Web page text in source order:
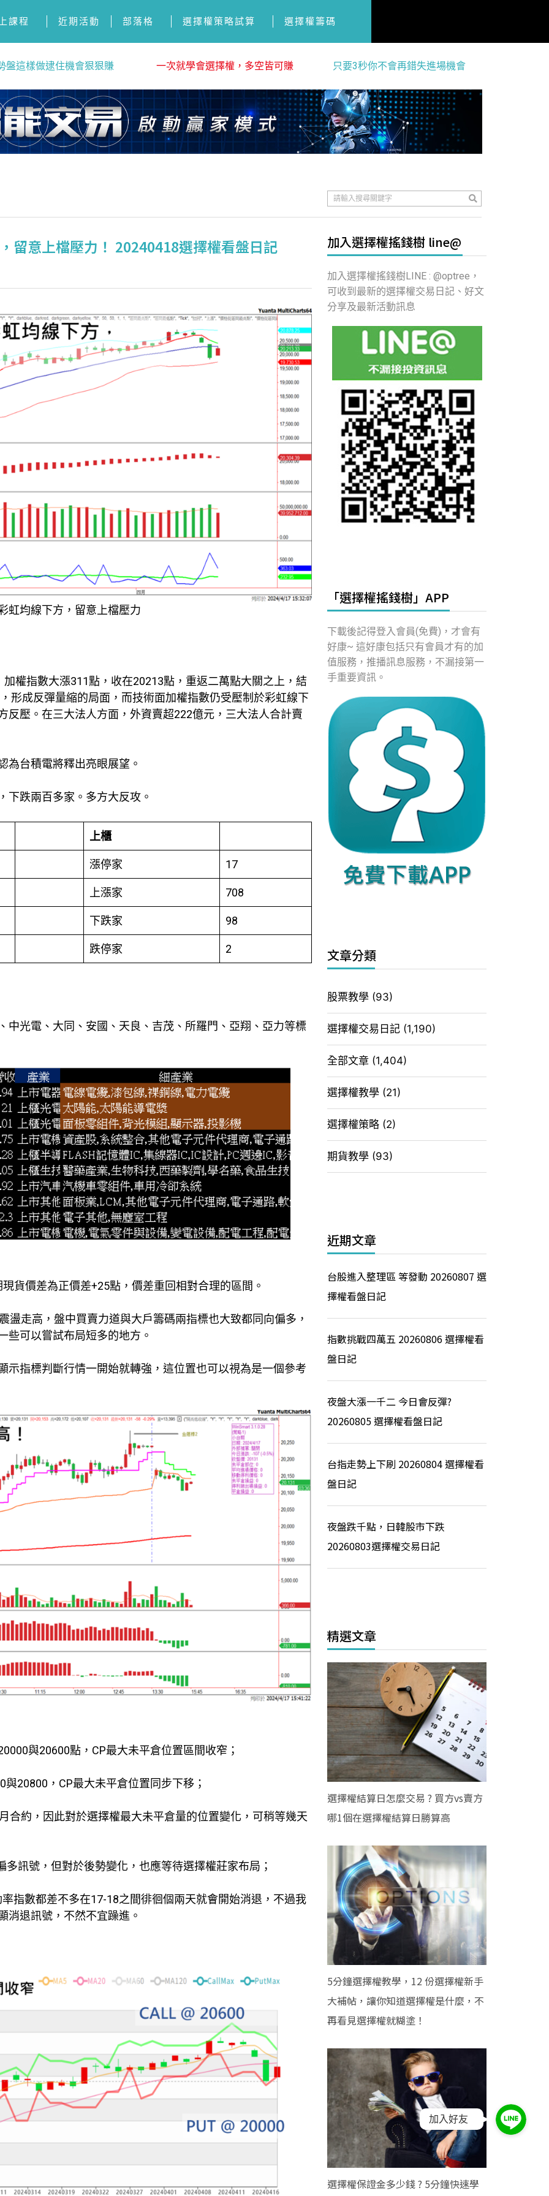
課程 近期活動 部落格 選擇權策略試算 選擇權籌碼
盤這樣做逮住機會狠狠賺 一次就學會選擇權，多空皆可賺 只要3秒你不會再錯失進場機會
留意上檔壓力！ 20240418選擇權看盤日記
虹均線下方，留意上檔壓力
權指數大漲311點，收在20213點，重返二萬點大關之上，結
形成反彈量縮的局面，而技術面加權指數仍受壓制於彩虹線下
反壓。在三大法人方面，外資賣超222億元，三大法人合計賣
為台積電將釋出亮眼展望。
下跌兩百多家。多方大反攻。
上櫃
漲停家 17
上漲家 708
下跌家 98
跌停家 2
中光電、大同、安國、天良、吉茂、所羅門、亞翔、亞力等標
貨價差為正價差+25點，價差重回相對合理的區間。
盪走高，盤中買賣力道與大戶籌碼兩指標也大致都同向偏多，
些可以嘗試布局短多的地方。
示指標判斷行情一開始就轉強，這位置也可以視為是一個參考
與20600點，CP最大未平倉位置區間收窄；
20800，CP最大未平倉位置同步下移；
合約，因此對於選擇權最大未平倉量的位置變化，可稍等幾天
多訊號，但對於後勢變化，也應等待選擇權莊家布局；
指數都差不多在17-18之間徘徊個兩天就會開始消退，不過我
消退訊號，不然不宜躁進。
加入選擇權搖錢樹 line@
加入選擇權搖錢樹LINE : @optree，
可收到最新的選擇權交易日記、好文
分享及最新活動訊息
「選擇權搖錢樹」APP
下載後記得登入會員(免費)，才會有
好康~ 這好康包括只有會員才有的加
值服務，推播訊息服務，不漏接第一
手重要資訊。
文章分類
股票教學 (93)
選擇權交易日記 (1,190)
全部文章 (1,404)
選擇權教學 (21)
選擇權策略 (2)
期貨教學 (93)
近期文章
台股進入整理區 等發動 20260807 選
擇權看盤日記
指數挑戰四萬五 20260806 選擇權看
盤日記
夜盤大漲一千二 今日會反彈?
20260805 選擇權看盤日記
台指走勢上下刷 20260804 選擇權看
盤日記
夜盤跌千點，日韓股市下跌
20260803選擇權交易日記
精選文章
選擇權結算日怎麼交易 ? 買方vs賣方
哪1個在選擇權結算日勝算高
5分鐘選擇權教學，12 份選擇權新手
大補帖，讓你知道選擇權是什麼，不
再看見選擇權就糊塗！
選擇權保證金多少錢 ? 5分鐘快速學
加入好友